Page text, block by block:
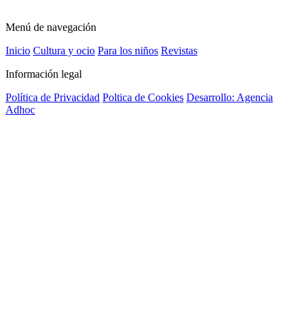
Menú de navegación
Inicio Cultura y ocio Para los niños Revistas
Información legal
Política de Privacidad Poltica de Cookies Desarrollo: Agencia
Adhoc